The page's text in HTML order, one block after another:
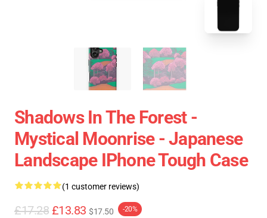
Shadows In The Forest -
Mystical Moonrise - Japanese
Landscape IPhone Tough Case
(1 customer reviews)
£17.28 £13.83 $17.50 -20%